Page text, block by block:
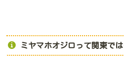
ミヤマホオジロって関東で